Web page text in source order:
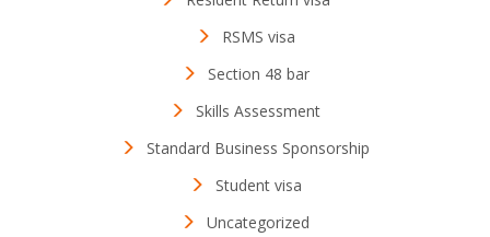
RSMS visa
Section 48 bar
Skills Assessment
Standard Business Sponsorship
Student visa
Uncategorized